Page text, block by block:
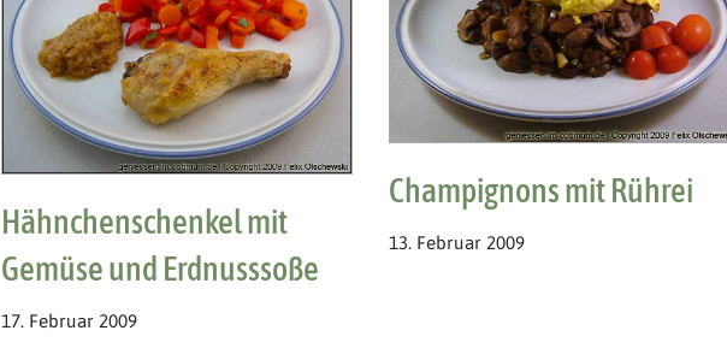
Hähnchenschenkel mit
Gemüse und Erdnusssoße
17. Februar 2009
Champignons mit Rührei
13. Februar 2009